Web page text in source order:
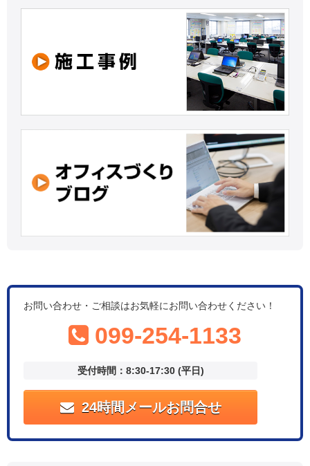
お問い合わせ・ご相談はお気軽にお問い合わせください！
099-254-1133
受付時間：8:30-17:30 (平日)
24時間メールお問合せ